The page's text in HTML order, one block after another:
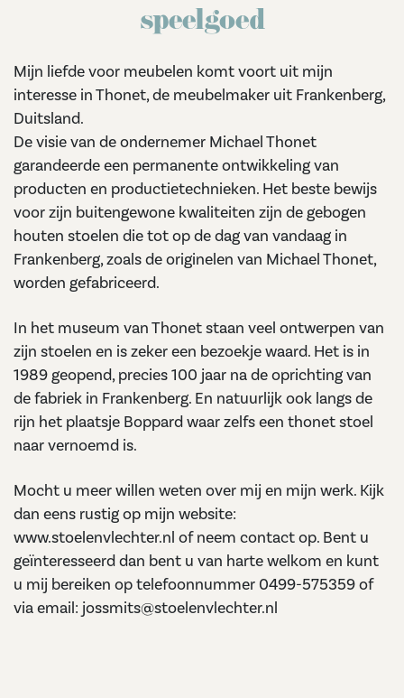
speelgoed
Mijn liefde voor meubelen komt voort uit mijn
interesse in Thonet, de meubelmaker uit Frankenberg,
Duitsland.
De visie van de ondernemer Michael Thonet
garandeerde een permanente ontwikkeling van
producten en productietechnieken. Het beste bewijs
voor zijn buitengewone kwaliteiten zijn de gebogen
houten stoelen die tot op de dag van vandaag in
Frankenberg, zoals de originelen van Michael Thonet,
worden gefabriceerd.
In het museum van Thonet staan veel ontwerpen van
zijn stoelen en is zeker een bezoekje waard. Het is in
1989 geopend, precies 100 jaar na de oprichting van
de fabriek in Frankenberg. En natuurlijk ook langs de
rijn het plaatsje Boppard waar zelfs een thonet stoel
naar vernoemd is.
Mocht u meer willen weten over mij en mijn werk. Kijk
dan eens rustig op mijn website:
www.stoelenvlechter.nl of neem contact op. Bent u
geïnteresseerd dan bent u van harte welkom en kunt
u mij bereiken op telefoonnummer 0499-575359 of
via email: jossmits@stoelenvlechter.nl